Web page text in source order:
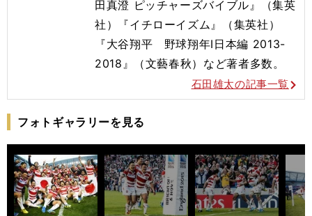
田真澄 ピッチャーズバイブル』（集英
社）『イチローイズム』（集英社）
『大谷翔平 野球翔年Ⅰ日本編 2013-
2018』（文藝春秋）など著者多数。
石田雄太の記事一覧
フォトギャラリーを見る